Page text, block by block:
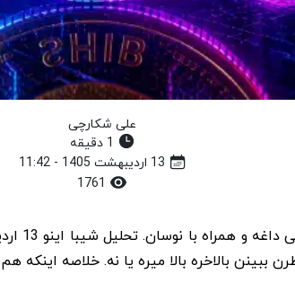
علی شکارچی
ببینن بالاخره بالا میره یا نه. خلاصه